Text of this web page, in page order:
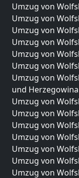
Umzug von
Umzug von
Umzug von
Umzug von
Umzug von
Umzug von
Umzug von
und Herzegowina
Umzug von
Umzug von
Umzug von
Umzug von
Umzug von
Umzug von
Umzug von